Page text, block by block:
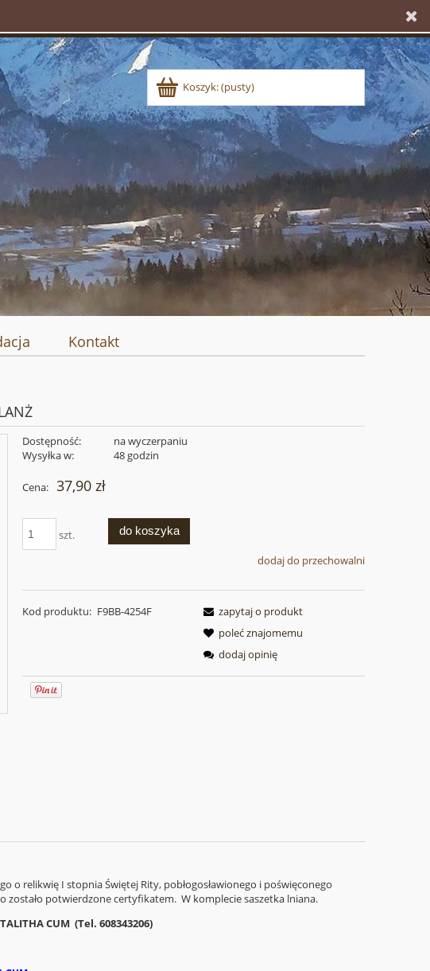
Koszyk:(pusty)
Kontakt
Dostępność:
na wyczerpaniu
Wysyłka w:
48 godzin
Cena: 37,90 zł
szt. do koszyka
dodaj do przechowalni
Kod produktu: F9BB-4254F
zapytaj o produkt
poleć znajomemu
dodaj opinię
o relikwię I stopnia Świętej Rity, pobłogosławionego i poświęconego
zostało potwierdzone certyfikatem. W komplecie saszetka lniana.
CUM (Tel. 608343206)